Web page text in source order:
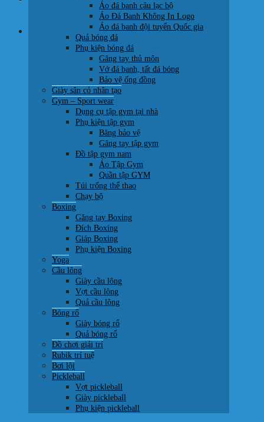
0707 22 77 93
Chưa có sản phẩm trong giỏ hàng.
Quay trở lại cửa hàng
Áo đá banh câu lạc bộ
Áo Đá Banh Không In Logo
Áo đá banh đội tuyển Quốc gia
Quả bóng đá
Phụ kiện bóng đá
Găng tay thủ môn
Vớ đá banh, tất đá bóng
Bảo vệ ống đồng
Giày sân cỏ nhân tạo
Gym – Sport wear
Dụng cụ tập gym tại nhà
Phụ kiện tập gym
Băng bảo vệ
Găng tay tập gym
Đồ tập gym nam
Áo Tập Gym
Quần tập GYM
Túi trống thể thao
Chạy bộ
Boxing
Găng tay Boxing
Đích Boxing
Giáp Boxing
Phụ kiện Boxing
Yoga
Cầu lông
Giày cầu lông
Vợt cầu lông
Quả cầu lông
Bóng rổ
Giày bóng rổ
Quả bóng rổ
Đồ chơi giải trí
Rubik trí tuệ
Bơi lội
Pickleball
Vợt pickleball
Giày pickleball
Phụ kiện pickleball